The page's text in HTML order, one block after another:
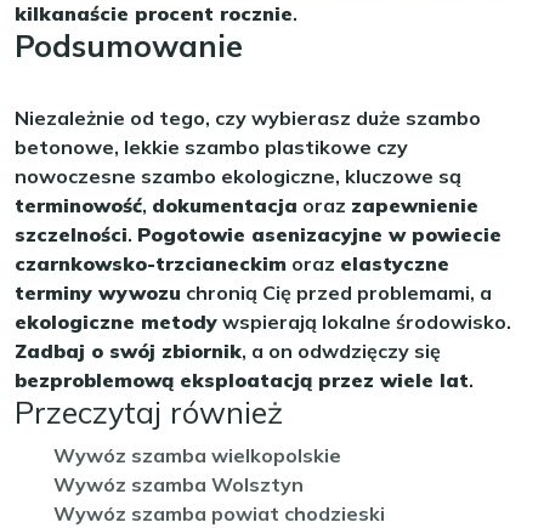
kilkanaście procent rocznie.
Podsumowanie
Niezależnie od tego, czy wybierasz duże szambo
betonowe, lekkie szambo plastikowe czy
nowoczesne szambo ekologiczne, kluczowe są
terminowość, dokumentacja oraz zapewnienie
szczelności. Pogotowie asenizacyjne w powiecie
czarnkowsko-trzcianeckim oraz elastyczne
terminy wywozu chronią Cię przed problemami, a
ekologiczne metody wspierają lokalne środowisko.
Zadbaj o swój zbiornik, a on odwdzięczy się
bezproblemową eksploatacją przez wiele lat.
Przeczytaj również
Wywóz szamba wielkopolskie
Wywóz szamba Wolsztyn
Wywóz szamba powiat chodzieski